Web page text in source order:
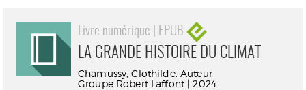
Livre numérique | EPUB
LA GRANDE HISTOIRE DU CLIMAT
Chamussy, Clothilde. Auteur
Groupe Robert Laffont | 2024